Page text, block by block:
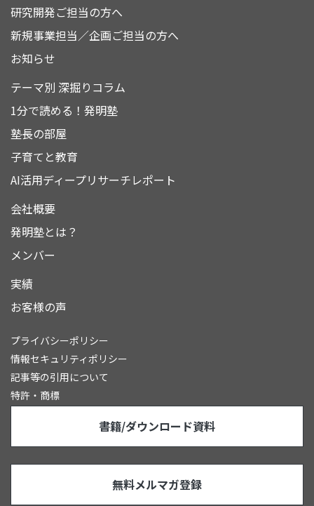
研究開発ご担当の方へ
新規事業担当／企画ご担当の方へ
お知らせ
テーマ別 深掘りコラム
1分で読める！発明塾
塾長の部屋
子育てと教育
AI活用ディープリサーチレポート
会社概要
発明塾とは？
メンバー
実績
お客様の声
プライバシーポリシー
情報セキュリティポリシー
記事等の引用について
特許・商標
書籍/ダウンロード資料
無料メルマガ登録